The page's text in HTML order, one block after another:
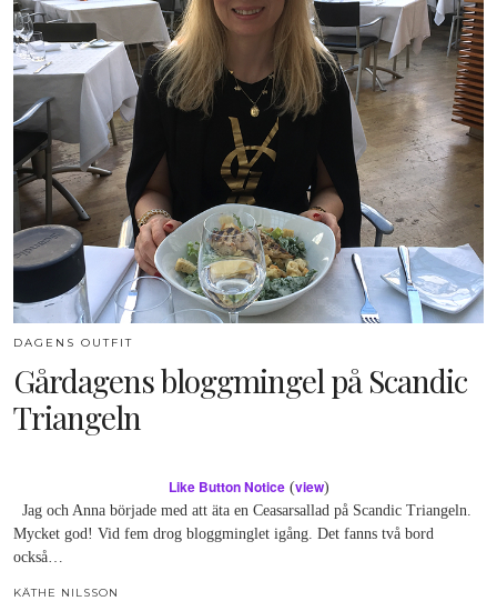
DAGENS OUTFIT
Gårdagens bloggmingel på Scandic
Triangeln
Like Button Notice(view)
Jag och Anna började med att äta en Ceasarsallad på Scandic Triangeln.
Mycket god! Vid fem drog bloggminglet igång. Det fanns två bord
också…
KÄTHE NILSSON